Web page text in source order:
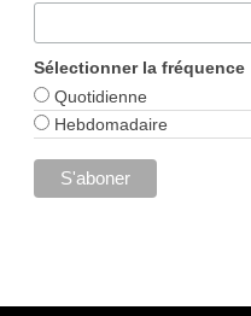
Sélectionner la fréquence
Quotidienne
Hebdomadaire